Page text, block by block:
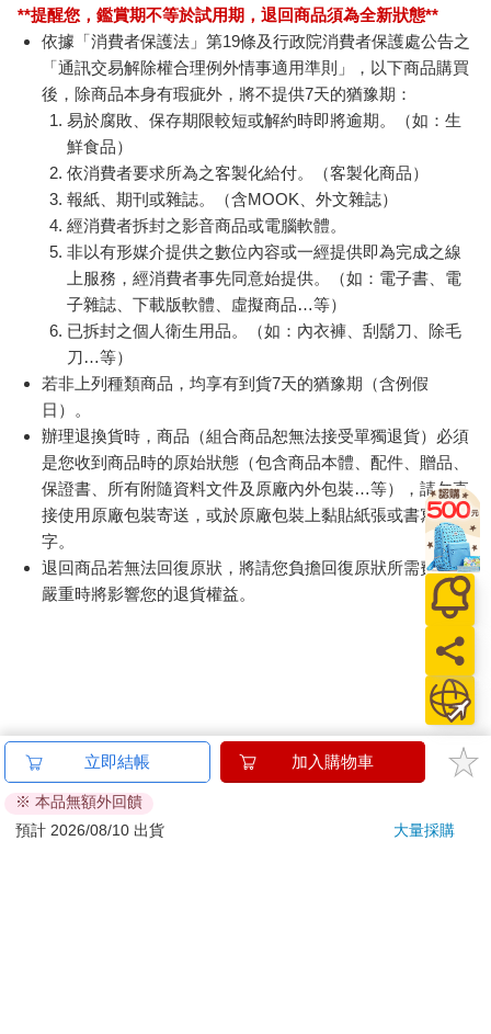
**提醒您，鑑賞期不等於試用期，退回商品須為全新狀態**
依據「消費者保護法」第19條及行政院消費者保護處公告之
「通訊交易解除權合理例外情事適用準則」，以下商品購買
後，除商品本身有瑕疵外，將不提供7天的猶豫期：
易於腐敗、保存期限較短或解約時即將逾期。（如：生
鮮食品）
依消費者要求所為之客製化給付。（客製化商品）
報紙、期刊或雜誌。（含MOOK、外文雜誌）
經消費者拆封之影音商品或電腦軟體。
非以有形媒介提供之數位內容或一經提供即為完成之線
上服務，經消費者事先同意始提供。（如：電子書、電
子雜誌、下載版軟體、虛擬商品…等）
已拆封之個人衛生用品。（如：內衣褲、刮鬍刀、除毛
刀…等）
若非上列種類商品，均享有到貨7天的猶豫期（含例假
日）。
辦理退換貨時，商品（組合商品恕無法接受單獨退貨）必須
是您收到商品時的原始狀態（包含商品本體、配件、贈品、
保證書、所有附隨資料文件及原廠內外包裝…等），請勿直
接使用原廠包裝寄送，或於原廠包裝上黏貼紙張或書寫文
字。
退回商品若無法回復原狀，將請您負擔回復原狀所需費用，
嚴重時將影響您的退貨權益。
立即結帳 加入購物車
※ 本品無額外回饋
預計 2026/08/10 出貨
大量採購